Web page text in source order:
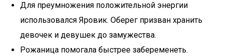
Для преумножения положительной энергии
использовался Яровик. Оберег призван хранить
девочек и девушек до замужества.
Рожаница помогала быстрее забеременеть.